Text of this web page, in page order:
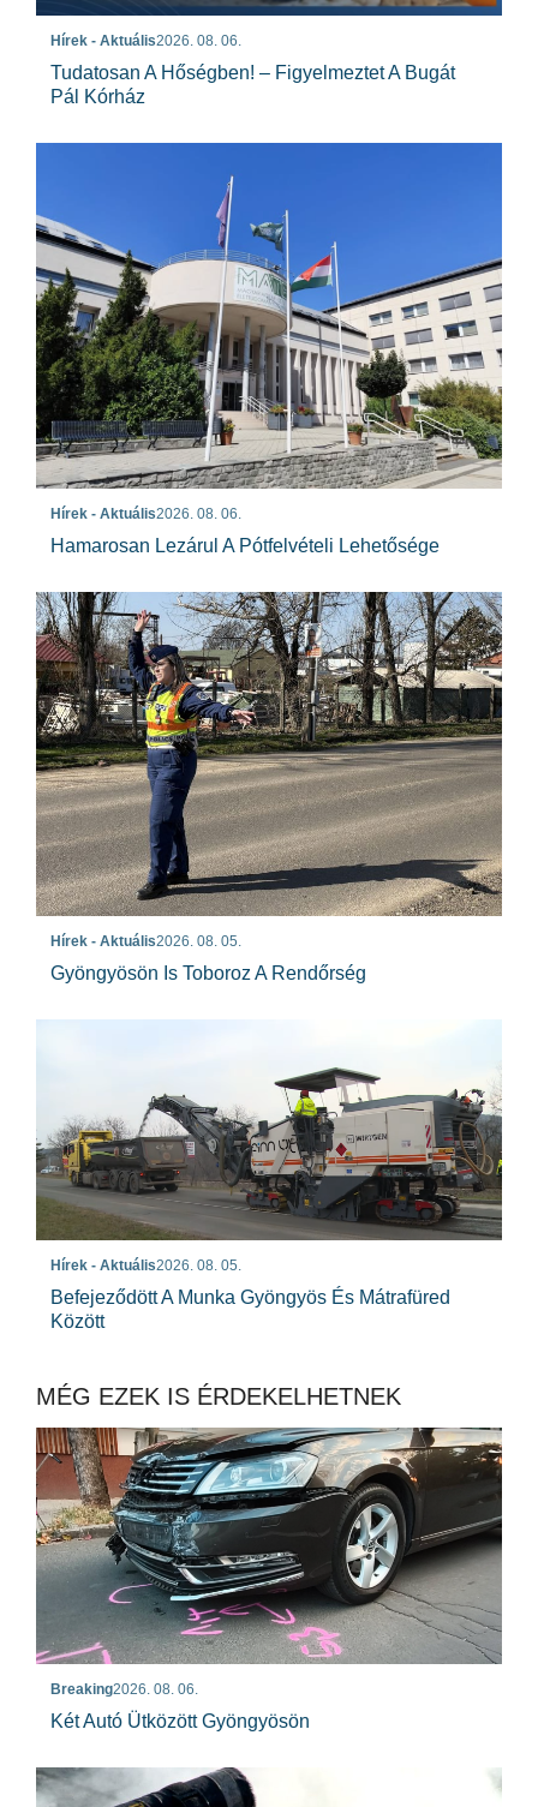
Hírek - Aktuális2026. 08. 06.
Tudatosan A Hőségben! – Figyelmeztet A Bugát
Pál Kórház
Hírek - Aktuális2026. 08. 06.
Hamarosan Lezárul A Pótfelvételi Lehetősége
Hírek - Aktuális2026. 08. 05.
Gyöngyösön Is Toboroz A Rendőrség
Hírek - Aktuális2026. 08. 05.
Befejeződött A Munka Gyöngyös És Mátrafüred
Között
MÉG EZEK IS ÉRDEKELHETNEK
Breaking2026. 08. 06.
Két Autó Ütközött Gyöngyösön